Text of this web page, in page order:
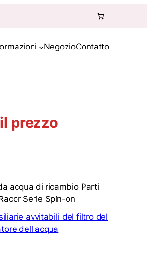
NegozioContatto
prezzo
acqua di ricambio Parti
Serie Spin-on
avvitabili del filtro del
dell'acqua